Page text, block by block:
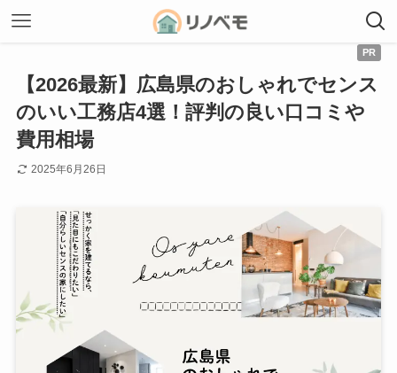
【2026最新】広島県のおしゃれでセンス
のいい工務店4選！評判の良い口コミや
費用相場
2025年6月26日